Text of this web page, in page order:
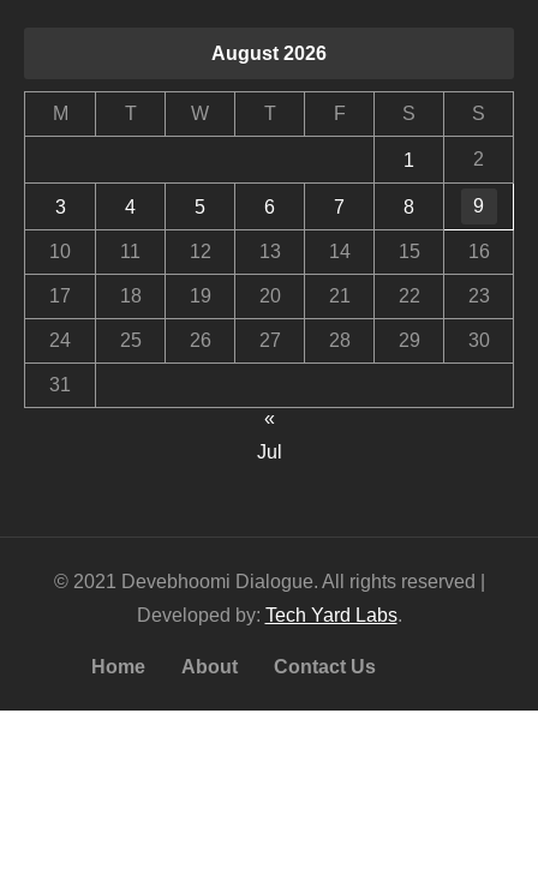
August 2026
M T W T F S S
1 2
3 4 5 6 7 8 9
10 11 12 13 14 15 16
17 18 19 20 21 22 23
24 25 26 27 28 29 30
31
«
Jul
© 2021 Devebhoomi Dialogue. All rights reserved |
Developed by: Tech Yard Labs.
Home About Contact Us